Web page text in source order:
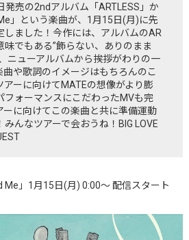
発売の2ndアルバム「ARTLESS」か
」という楽曲が、1月15日(月)に先
しました！今作には、アルバムのAR
味でもある”飾らない、ありのまま
ニューアルバムから挨拶がわりの一
曲や歌詞のイメージはもちろんのこ
アーに向けてMATEの想像がより膨
フォーマンスにこだわったMVも完
ーに向けてこの楽曲と共に準備運動
んなツアーで会おうね！BIG LOVE
」 1月15日(月) 0:00〜 配信スタート